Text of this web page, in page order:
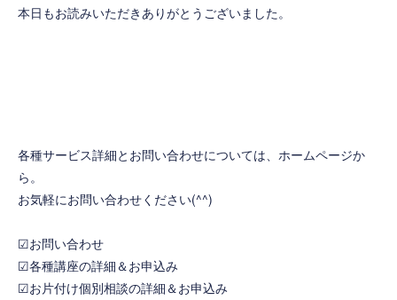
本日もお読みいただきありがとうございました。
各種サービス詳細とお問い合わせについては、ホームページか
ら。
お気軽にお問い合わせください(^^)
☑お問い合わせ
☑各種講座の詳細＆お申込み
☑お片付け個別相談の詳細＆お申込み